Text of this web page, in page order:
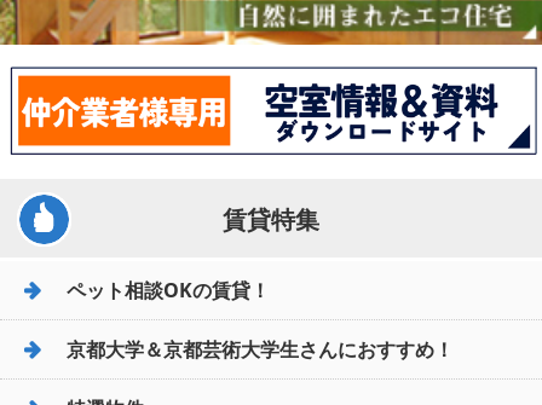
賃貸特集
ペット相談OKの賃貸！
京都大学＆京都芸術大学生さんにおすすめ！